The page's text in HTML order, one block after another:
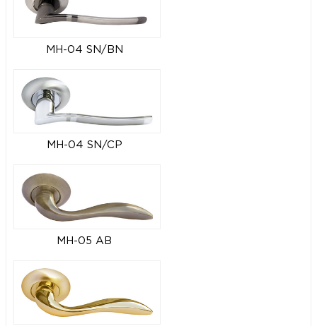
MH-04 SN/BN
MH-04 SN/CP
MH-05 AB